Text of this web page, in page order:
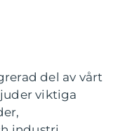
del av vårt
viktiga